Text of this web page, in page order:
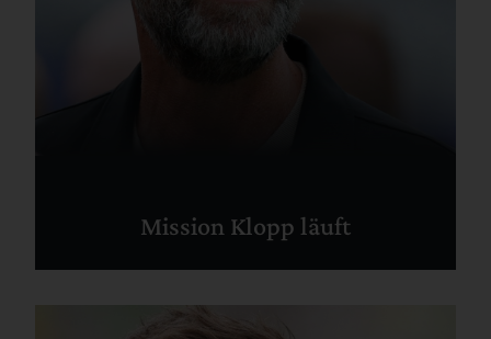
Mission Klopp läuft